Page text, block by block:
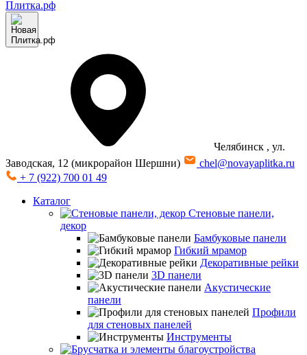
Челябинск , ул.
Заводская, 12 (микрорайон Шершни)
chel@novayaplitka.ru
+ 7 (922) 700 01 49
Каталог
Стеновые панели,
декор
Бамбуковые панели
Гибкий мрамор
Декоративные рейки
3D панели
Акустические
панели
Профили
для стеновых панелей
Инструменты